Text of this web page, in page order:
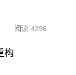
阅读 4296
构